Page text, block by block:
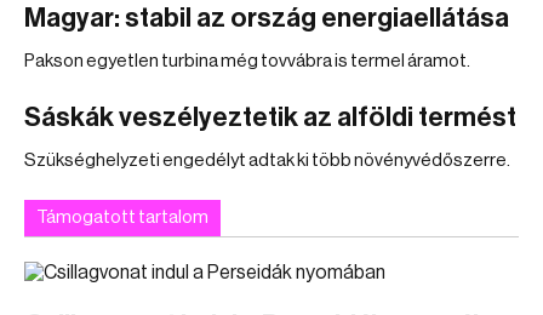
Magyar: stabil az ország energiaellátása
Pakson egyetlen turbina még tovvábra is termel áramot.
Sáskák veszélyeztetik az alföldi termést
Szükséghelyzeti engedélyt adtak ki több növényvédőszerre.
Támogatott tartalom